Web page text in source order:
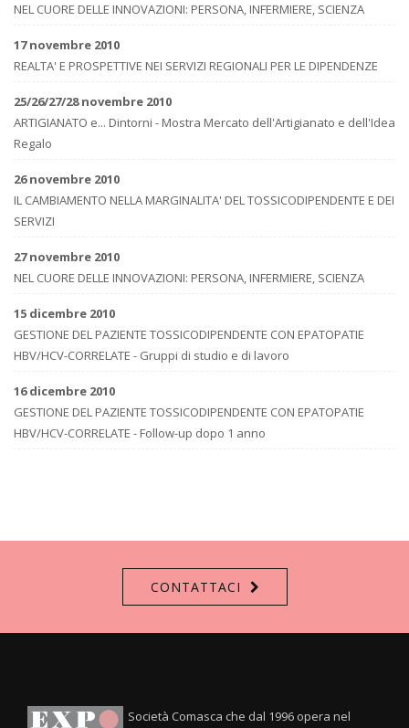
NEL CUORE DELLE INNOVAZIONI: PERSONA, INFERMIERE, SCIENZA
17 novembre 2010
REALTA' E PROSPETTIVE NEI SERVIZI REGIONALI PER LE DIPENDENZE
25/26/27/28 novembre 2010
ARTIGIANATO e... Dintorni - Mostra Mercato dell'Artigianato e dell'Idea
Regalo
26 novembre 2010
IL CAMBIAMENTO NELLA MARGINALITA' DEL TOSSICODIPENDENTE E DEI
SERVIZI
27 novembre 2010
NEL CUORE DELLE INNOVAZIONI: PERSONA, INFERMIERE, SCIENZA
15 dicembre 2010
GESTIONE DEL PAZIENTE TOSSICODIPENDENTE CON EPATOPATIE
HBV/HCV-CORRELATE - Gruppi di studio e di lavoro
16 dicembre 2010
GESTIONE DEL PAZIENTE TOSSICODIPENDENTE CON EPATOPATIE
HBV/HCV-CORRELATE - Follow-up dopo 1 anno
CONTATTACI
Società Comasca che dal 1996 opera nel